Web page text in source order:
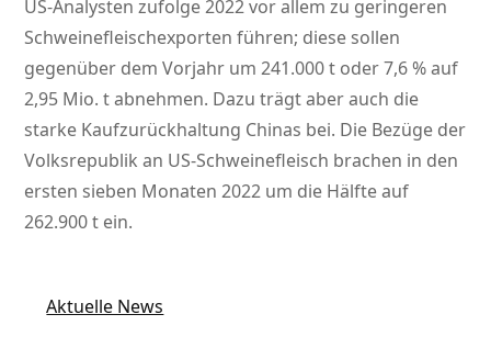
US-Analysten zufolge 2022 vor allem zu geringeren
Schweinefleischexporten führen; diese sollen
gegenüber dem Vorjahr um 241.000 t oder 7,6 % auf
2,95 Mio. t abnehmen. Dazu trägt aber auch die
starke Kaufzurückhaltung Chinas bei. Die Bezüge der
Volksrepublik an US-Schweinefleisch brachen in den
ersten sieben Monaten 2022 um die Hälfte auf
262.900 t ein.
Aktuelle News